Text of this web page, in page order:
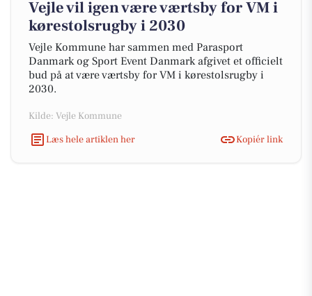
Vejle vil igen være værtsby for VM i
kørestolsrugby i 2030
Vejle Kommune har sammen med Parasport
Danmark og Sport Event Danmark afgivet et officielt
bud på at være værtsby for VM i kørestolsrugby i
2030.
Kilde: Vejle Kommune
Læs hele artiklen her
Kopiér link